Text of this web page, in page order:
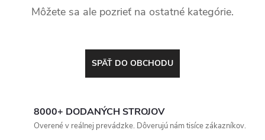
Môžete sa ale pozrieť na ostatné kategórie.
SPÄŤ DO OBCHODU
8000+ DODANÝCH STROJOV
Overené v reálnej prevádzke. Dôverujú nám tisíce zákazníkov.